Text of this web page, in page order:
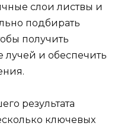
слои листвы и
подбирать
получить
и обеспечить
результата
ключевых